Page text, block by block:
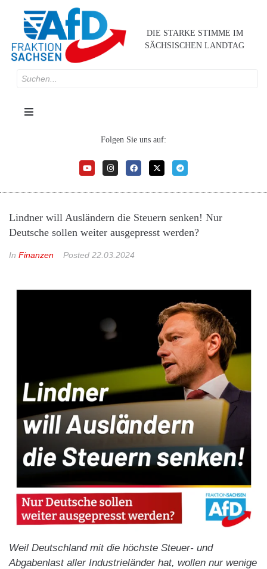
DIE STARKE STIMME IM
SÄCHSISCHEN LANDTAG
Folgen Sie uns auf:
Lindner will Ausländern die Steuern senken! Nur
Deutsche sollen weiter ausgepresst werden?
In Finanzen Posted 22.03.2024
Weil Deutschland mit die höchste Steuer- und
Abgabenlast aller Industrieländer hat, wollen nur wenige